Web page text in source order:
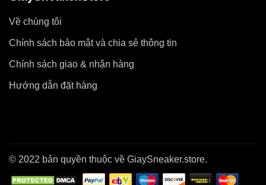
Về chúng tôi
Chính sách bảo mật và chia sẻ thông tin
Chính sách giao & nhận hàng
Hướng dẫn đặt hàng
© 2022 bản quyền thuộc về GiaySneaker.store.